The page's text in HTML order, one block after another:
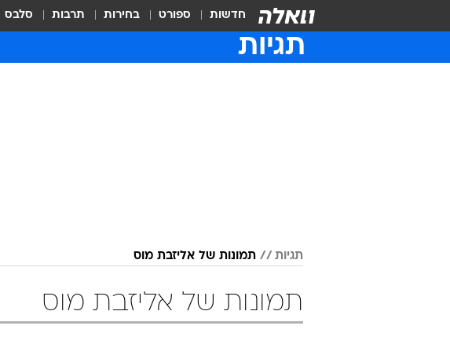
חדשות ספורט בחירות תרבות סלבס
תגיות
תגיות תמונות של אליזבת מוס
תמונות של אליזבת מוס